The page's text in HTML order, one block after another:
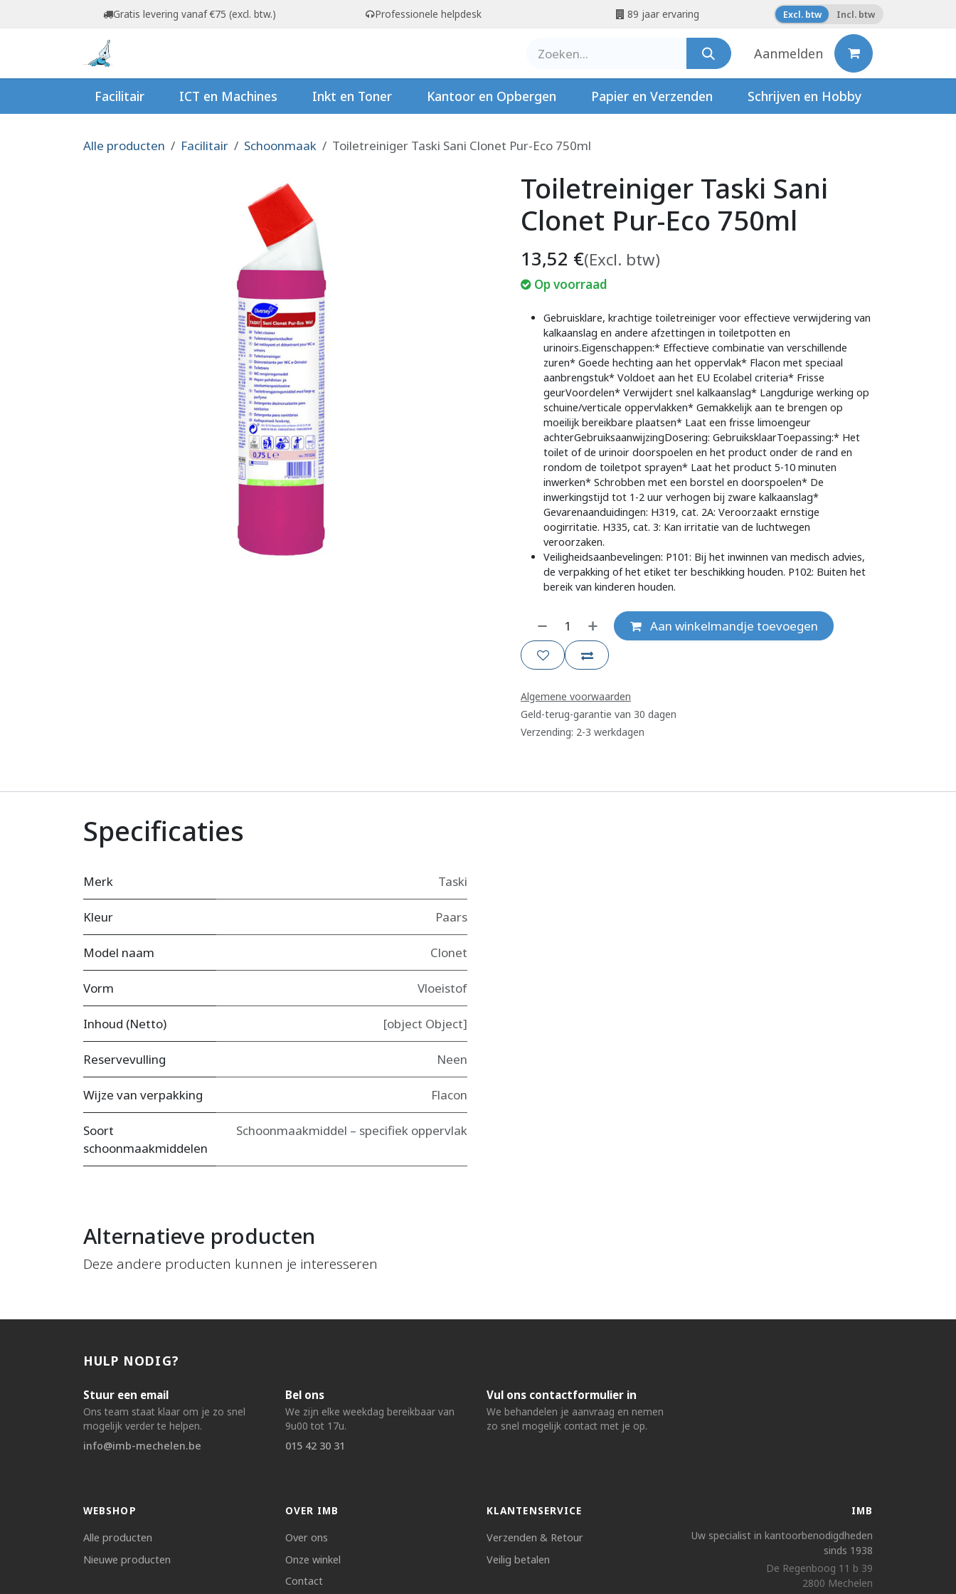
Overslaan naar inhoudGratis levering vanaf €75 (excl. btw.) Professionele helpdesk 89 jaar ervaring Excl. btw Incl. btw
Aanmelden
Facilitair ICT en Machines Inkt en Toner Kantoor en Opbergen Papier en Verzenden Schrijven en Hobby
Alle producten Facilitair Schoonmaak Toiletreiniger Taski Sani Clonet Pur-Eco 750ml
Toiletreiniger Taski Sani
Clonet Pur-Eco 750ml
13,52 €(Excl. btw)
Op voorraad
Gebruisklare, krachtige toiletreiniger voor effectieve verwijdering van
kalkaanslag en andere afzettingen in toiletpotten en
urinoirs.Eigenschappen:* Effectieve combinatie van verschillende
zuren* Goede hechting aan het oppervlak* Flacon met speciaal
aanbrengstuk* Voldoet aan het EU Ecolabel criteria* Frisse
geurVoordelen* Verwijdert snel kalkaanslag* Langdurige werking op
schuine/verticale oppervlakken* Gemakkelijk aan te brengen op
moeilijk bereikbare plaatsen* Laat een frisse limoengeur
achterGebruiksaanwijzingDosering: GebruiksklaarToepassing:* Het
toilet of de urinoir doorspoelen en het product onder de rand en
rondom de toiletpot sprayen* Laat het product 5-10 minuten
inwerken* Schrobben met een borstel en doorspoelen* De
inwerkingstijd tot 1-2 uur verhogen bij zware kalkaanslag*
Gevarenaanduidingen: H319, cat. 2A: Veroorzaakt ernstige
oogirritatie. H335, cat. 3: Kan irritatie van de luchtwegen
veroorzaken.
Veiligheidsaanbevelingen: P101: Bij het inwinnen van medisch advies,
de verpakking of het etiket ter beschikking houden. P102: Buiten het
bereik van kinderen houden.
Aan winkelmandje toevoegen
Algemene voorwaarden
Geld-terug-garantie van 30 dagen
Verzending: 2-3 werkdagen
Specificaties
Merk Taski
Kleur Paars
Model naam Clonet
Vorm Vloeistof
Inhoud (Netto) [object Object]
Reservevulling Neen
Wijze van verpakking Flacon
Soort
schoonmaakmiddelen
Schoonmaakmiddel – specifiek oppervlak
Alternatieve producten
Deze andere producten kunnen je interesseren
HULP NODIG?
Stuur een email
Ons team staat klaar om je zo snel
mogelijk verder te helpen.
info@imb-mechelen.be
Bel ons
We zijn elke weekdag bereikbaar van
9u00 tot 17u.
015 42 30 31
Vul ons contactformulier in
We behandelen je aanvraag en nemen
zo snel mogelijk contact met je op.
WEBSHOP
Alle producten
Nieuwe producten
OVER IMB
Over ons
Onze winkel
Contact
KLANTENSERVICE
Verzenden & Retour
Veilig betalen
IMB
Uw specialist in kantoorbenodigdheden
sinds 1938
De Regenboog 11 b 39
2800 Mechelen